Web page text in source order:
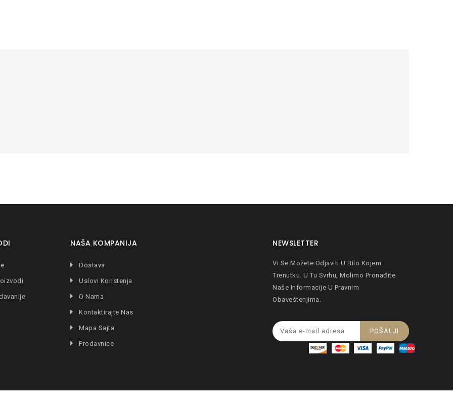
NAŠA KOMPANIJA
Dostava
Uslovi Koristenja
O Nama
Kontaktirajte Nas
Mapa Sajta
Prodavnice
NEWSLETTER
Vi Se Možete Odjaviti U Bilo Kojem
Trenutku. U Tu Svrhu, Molimo Pronađite
Naše Informacije U Pravnim
Obaveštenjima.